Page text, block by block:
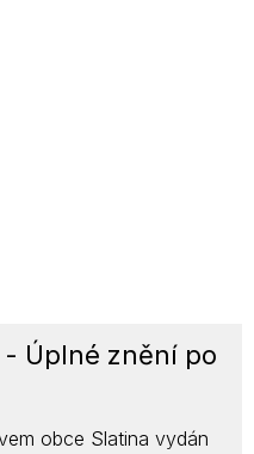
Úplné znění po
obce Slatina vydán